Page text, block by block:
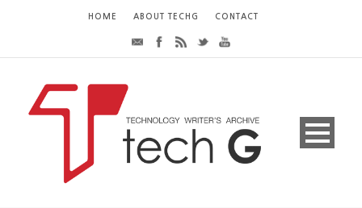
HOME ABOUT TECHG CONTACT